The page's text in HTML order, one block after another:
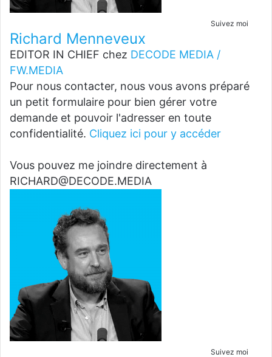
Suivez moi
Richard Menneveux
EDITOR IN CHIEF chez DECODE MEDIA /
FW.MEDIA
Pour nous contacter, nous vous avons préparé
un petit formulaire pour bien gérer votre
demande et pouvoir l'adresser en toute
confidentialité. Cliquez ici pour y accéder
Vous pouvez me joindre directement à
RICHARD@DECODE.MEDIA
Suivez moi